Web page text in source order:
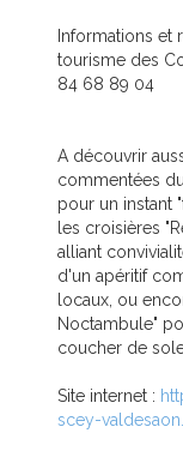
Informations et
tourisme des
84 68 89 04
A découvrir
commentées
pour un instant
les croisières
alliant
d'un apéritif
locaux, ou
Noctambule"
coucher de
Site internet :
scey-